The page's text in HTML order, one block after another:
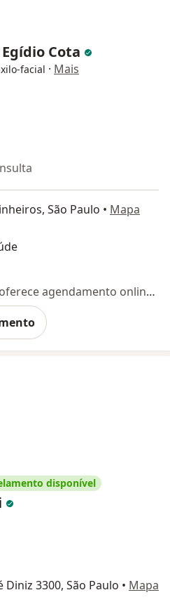
Cota
facial · Mais
São Paulo • Mapa
Esse especialista não oferece agendamento online para esse endereço.
disponível
Diniz 3300, São Paulo • Mapa